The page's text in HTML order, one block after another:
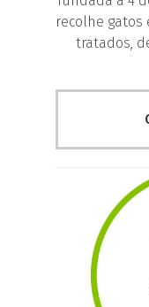
recolhe gatos
tratados,